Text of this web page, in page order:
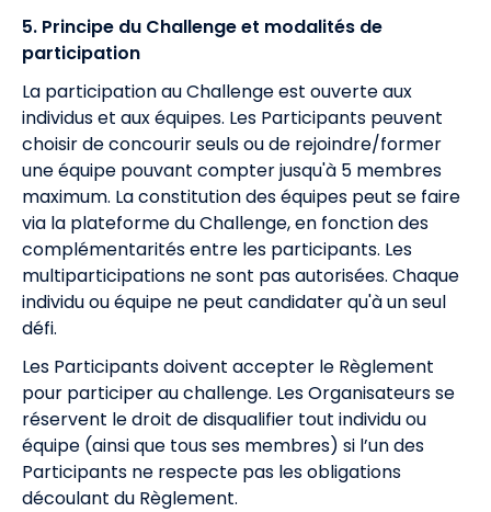
5. Principe du Challenge et modalités de
participation
La participation au Challenge est ouverte aux
individus et aux équipes. Les Participants peuvent
choisir de concourir seuls ou de rejoindre/former
une équipe pouvant compter jusqu'à 5 membres
maximum. La constitution des équipes peut se faire
via la plateforme du Challenge, en fonction des
complémentarités entre les participants. Les
multiparticipations ne sont pas autorisées. Chaque
individu ou équipe ne peut candidater qu'à un seul
défi.
Les Participants doivent accepter le Règlement
pour participer au challenge. Les Organisateurs se
réservent le droit de disqualifier tout individu ou
équipe (ainsi que tous ses membres) si l’un des
Participants ne respecte pas les obligations
découlant du Règlement.